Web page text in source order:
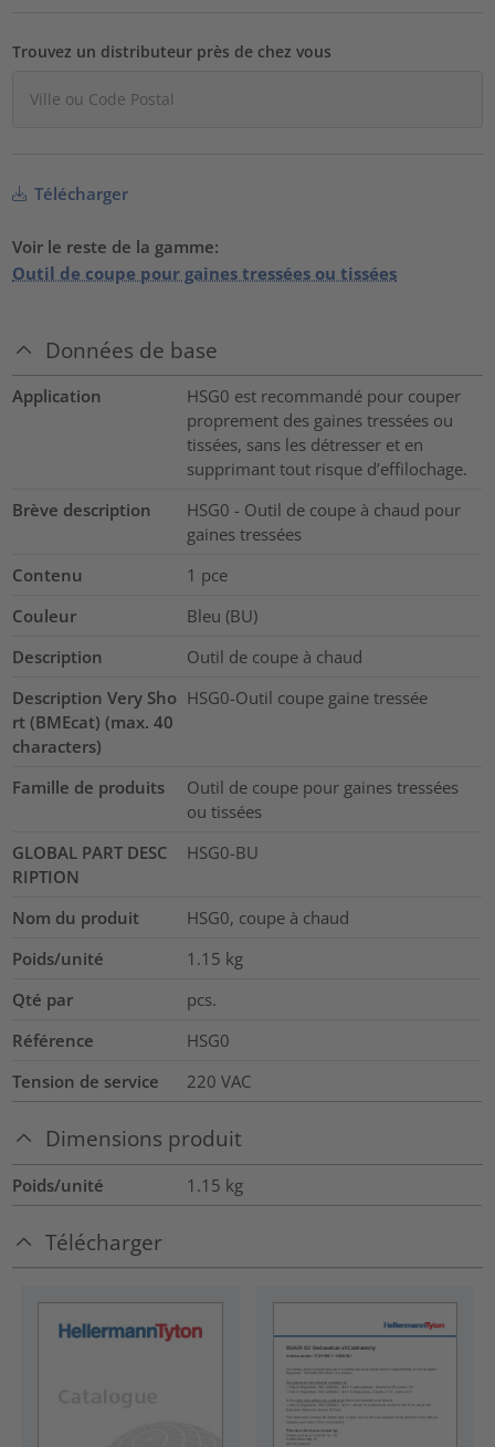
Trouvez un distributeur près de chez vous
Télécharger
Voir le reste de la gamme:
Outil de coupe pour gaines tressées ou tissées
Données de base
Application
HSG0 est recommandé pour couper
proprement des gaines tressées ou
tissées, sans les détresser et en
supprimant tout risque d’effilochage.
Brève description
HSG0 - Outil de coupe à chaud pour
gaines tressées
Contenu
1 pce
Couleur
Bleu (BU)
Description
Outil de coupe à chaud
Description Very Sho
rt (BMEcat) (max. 40
characters)
HSG0-Outil coupe gaine tressée
Famille de produits
Outil de coupe pour gaines tressées
ou tissées
GLOBAL PART DESC
RIPTION
HSG0-BU
Nom du produit
HSG0, coupe à chaud
Poids/unité
1.15 kg
Qté par
pcs.
Référence
HSG0
Tension de service
220 VAC
Dimensions produit
Poids/unité 1.15 kg
Télécharger